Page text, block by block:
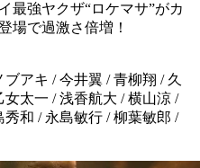
最強ヤクザ“ロケマサ”がカ
場で過激さ倍増！
アキ / 今井翼 / 青柳翔 / 久
太一 / 浅香航大 / 横山涼 /
和 / 永島敏行 / 柳葉敏郎 /